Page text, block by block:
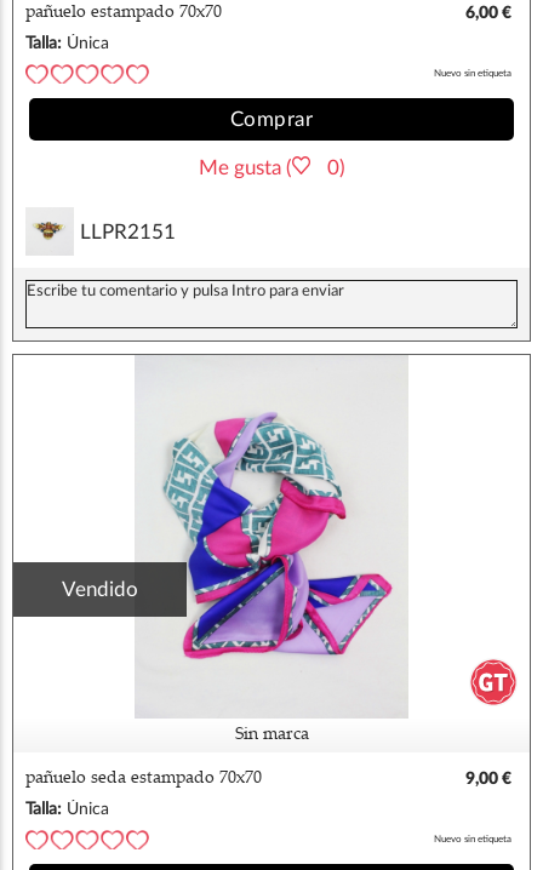
pañuelo estampado 70x70
6,00 €
Talla: Única
Nuevo sin etiqueta
Comprar
Me gusta ( 0)
LLPR2151
Vendido
Sin marca
pañuelo seda estampado 70x70
9,00 €
Talla: Única
Nuevo sin etiqueta